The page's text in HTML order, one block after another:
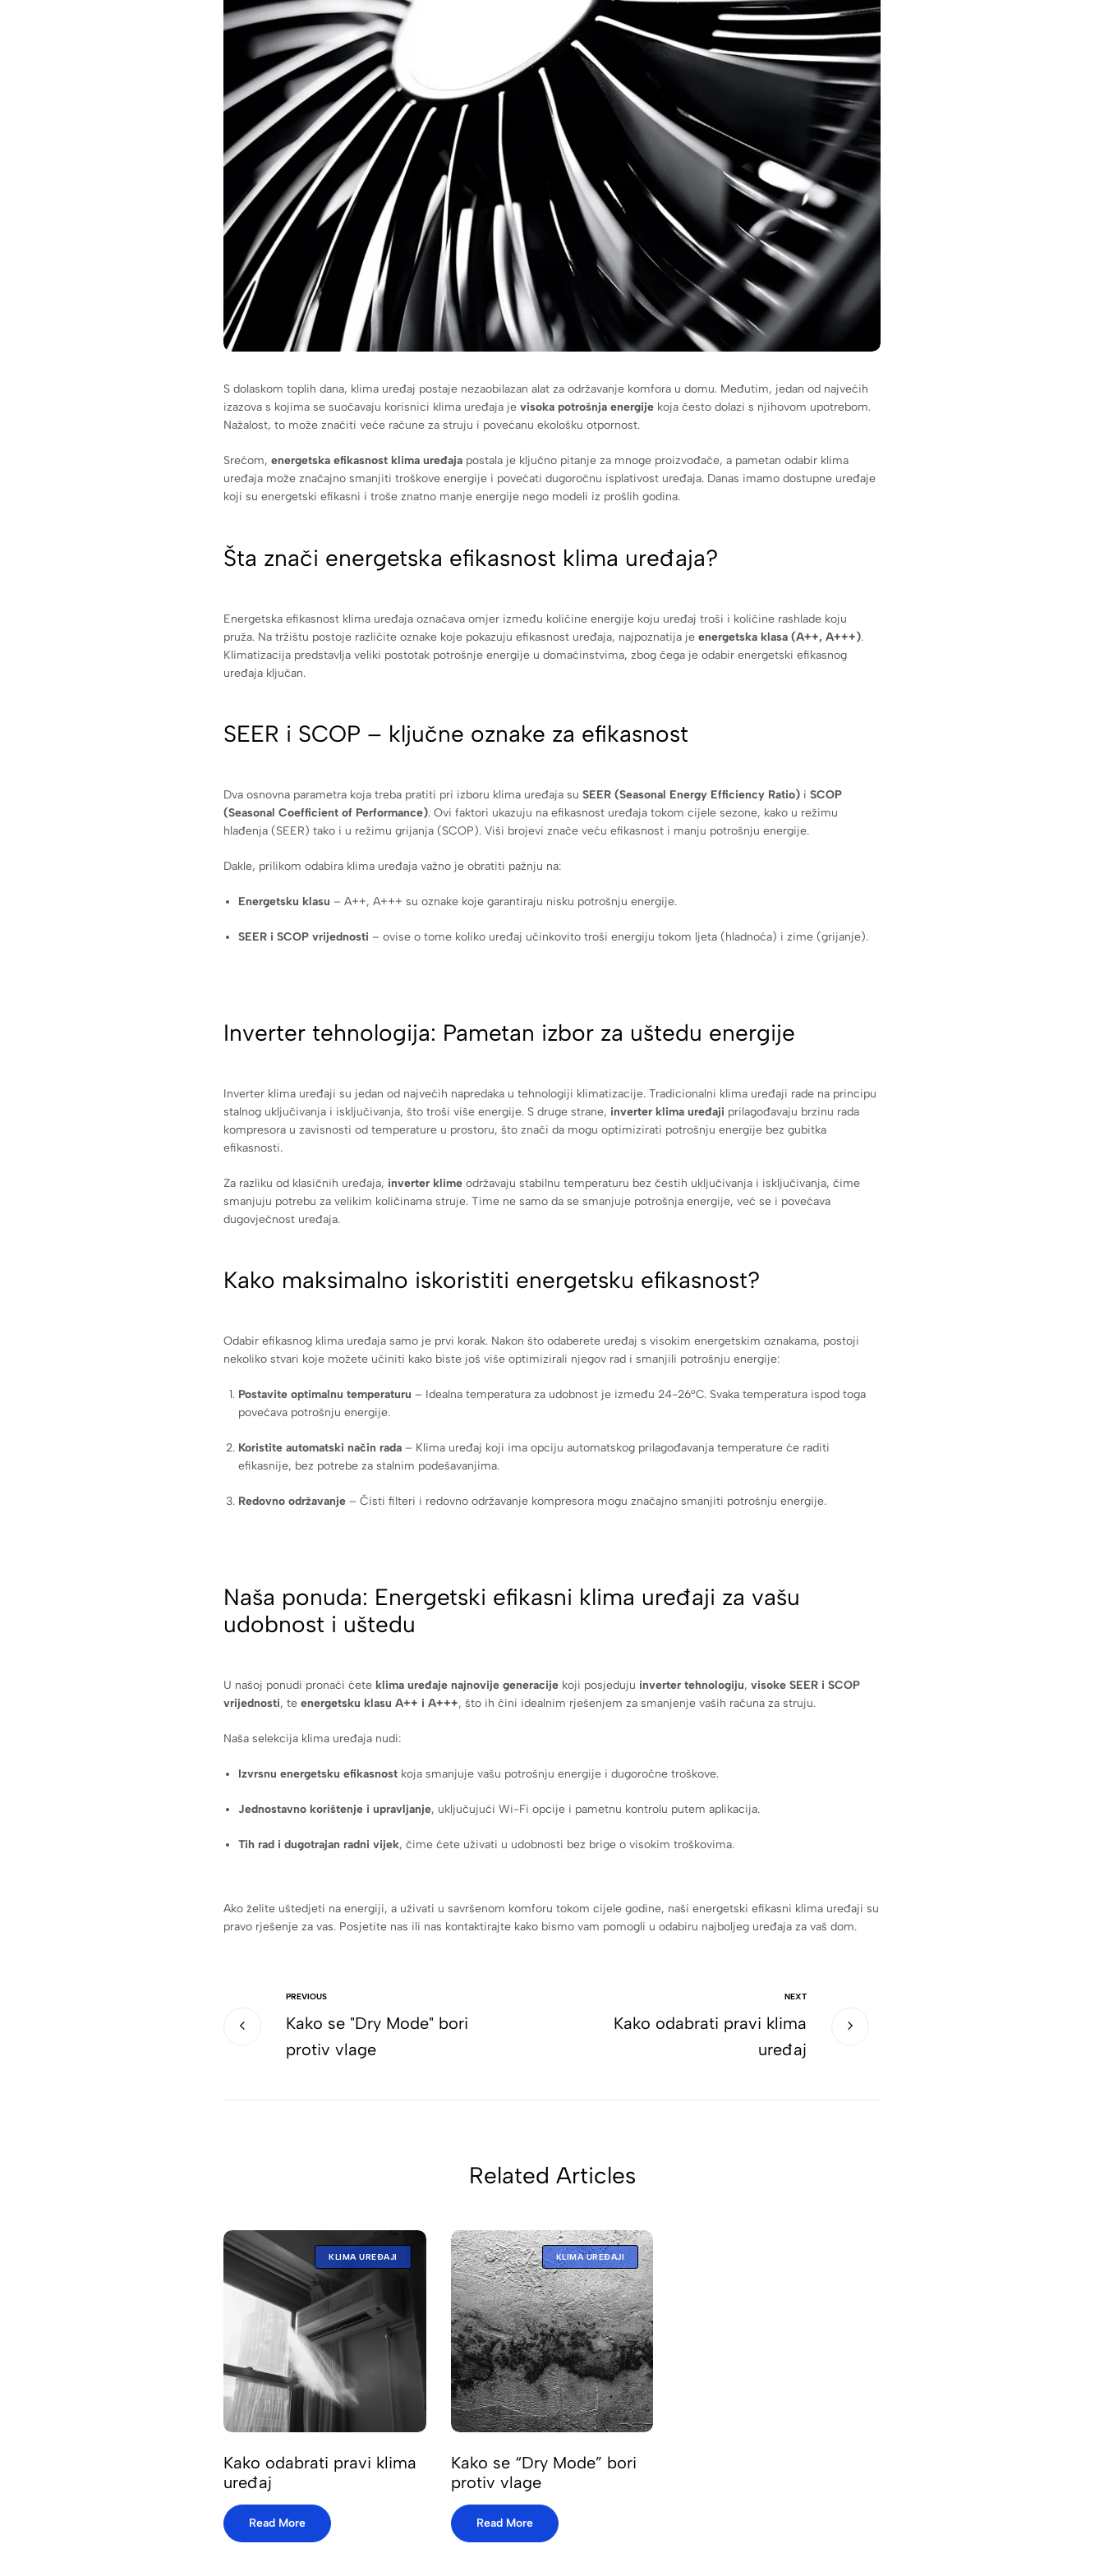
S dolaskom toplih dana, klima uređaj postaje nezaobilazan alat za održavanje komfora u domu. Međutim, jedan od najvećih
izazova s kojima se suočavaju korisnici klima uređaja je visoka potrošnja energije koja često dolazi s njihovom upotrebom.
Nažalost, to može značiti veće račune za struju i povećanu ekološku otpornost.
Srećom, energetska efikasnost klima uređaja postala je ključno pitanje za mnoge proizvođače, a pametan odabir klima
uređaja može značajno smanjiti troškove energije i povećati dugoročnu isplativost uređaja. Danas imamo dostupne uređaje
koji su energetski efikasni i troše znatno manje energije nego modeli iz prošlih godina.
Šta znači energetska efikasnost klima uređaja?
Energetska efikasnost klima uređaja označava omjer između količine energije koju uređaj troši i količine rashlade koju
pruža. Na tržištu postoje različite oznake koje pokazuju efikasnost uređaja, najpoznatija je energetska klasa (A++, A+++).
Klimatizacija predstavlja veliki postotak potrošnje energije u domaćinstvima, zbog čega je odabir energetski efikasnog
uređaja ključan.
SEER i SCOP – ključne oznake za efikasnost
Dva osnovna parametra koja treba pratiti pri izboru klima uređaja su SEER (Seasonal Energy Efficiency Ratio) i SCOP
(Seasonal Coefficient of Performance). Ovi faktori ukazuju na efikasnost uređaja tokom cijele sezone, kako u režimu
hlađenja (SEER) tako i u režimu grijanja (SCOP). Viši brojevi znače veću efikasnost i manju potrošnju energije.
Dakle, prilikom odabira klima uređaja važno je obratiti pažnju na:
Energetsku klasu – A++, A+++ su oznake koje garantiraju nisku potrošnju energije.
SEER i SCOP vrijednosti – ovise o tome koliko uređaj učinkovito troši energiju tokom ljeta (hladnoća) i zime (grijanje).
Inverter tehnologija: Pametan izbor za uštedu energije
Inverter klima uređaji su jedan od najvećih napredaka u tehnologiji klimatizacije. Tradicionalni klima uređaji rade na principu
stalnog uključivanja i isključivanja, što troši više energije. S druge strane, inverter klima uređaji prilagođavaju brzinu rada
kompresora u zavisnosti od temperature u prostoru, što znači da mogu optimizirati potrošnju energije bez gubitka
efikasnosti.
Za razliku od klasičnih uređaja, inverter klime održavaju stabilnu temperaturu bez čestih uključivanja i isključivanja, čime
smanjuju potrebu za velikim količinama struje. Time ne samo da se smanjuje potrošnja energije, već se i povećava
dugovječnost uređaja.
Kako maksimalno iskoristiti energetsku efikasnost?
Odabir efikasnog klima uređaja samo je prvi korak. Nakon što odaberete uređaj s visokim energetskim oznakama, postoji
nekoliko stvari koje možete učiniti kako biste još više optimizirali njegov rad i smanjili potrošnju energije:
Postavite optimalnu temperaturu – Idealna temperatura za udobnost je između 24-26°C. Svaka temperatura ispod toga
povećava potrošnju energije.
Koristite automatski način rada – Klima uređaj koji ima opciju automatskog prilagođavanja temperature će raditi
efikasnije, bez potrebe za stalnim podešavanjima.
Redovno održavanje – Čisti filteri i redovno održavanje kompresora mogu značajno smanjiti potrošnju energije.
Naša ponuda: Energetski efikasni klima uređaji za vašu
udobnost i uštedu
U našoj ponudi pronaći ćete klima uređaje najnovije generacije koji posjeduju inverter tehnologiju, visoke SEER i SCOP
vrijednosti, te energetsku klasu A++ i A+++, što ih čini idealnim rješenjem za smanjenje vaših računa za struju.
Naša selekcija klima uređaja nudi:
Izvrsnu energetsku efikasnost koja smanjuje vašu potrošnju energije i dugoročne troškove.
Jednostavno korištenje i upravljanje, uključujući Wi-Fi opcije i pametnu kontrolu putem aplikacija.
Tih rad i dugotrajan radni vijek, čime ćete uživati u udobnosti bez brige o visokim troškovima.
Ako želite uštedjeti na energiji, a uživati u savršenom komforu tokom cijele godine, naši energetski efikasni klima uređaji su
pravo rješenje za vas. Posjetite nas ili nas kontaktirajte kako bismo vam pomogli u odabiru najboljeg uređaja za vaš dom.
PREVIOUS
Kako se "Dry Mode" bori
protiv vlage
NEXT
Kako odabrati pravi klima
uređaj
Related Articles
KLIMA UREĐAJI
Kako odabrati pravi klima
uređaj
Read More
KLIMA UREĐAJI
Kako se “Dry Mode” bori
protiv vlage
Read More